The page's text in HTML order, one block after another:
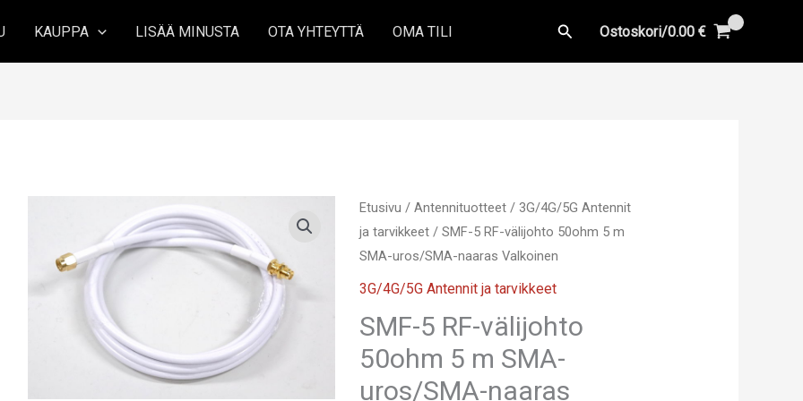
KAUPPA LISÄÄ MINUSTA OTA YHTEYTTÄ OMA TILI Hae Ostoskori/0.00 €
Etusivu /Antennituotteet /3G/4G/5G Antennit
ja tarvikkeet / SMF-5 RF-välijohto 50ohm 5 m
SMA-uros/SMA-naaras Valkoinen
3G/4G/5G Antennit ja tarvikkeet
SMF-5 RF-välijohto
50ohm 5 m SMA-
uros/SMA-naaras